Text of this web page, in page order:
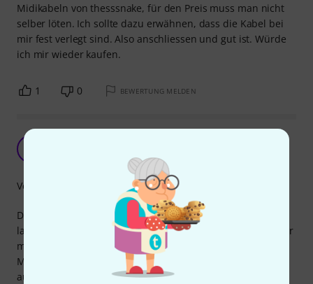
Midikabeln von thesssnake, für den Preis muss man nicht
selber löten. Ich sollte dazu erwähnen, dass die Kabel bei
mir fest verlegt sind. Also anschliessen und gut ist. Würde
ich mir wieder kaufen.
1 0 BEWERTUNG MELDEN
ssebi_134 31.08.2021
Das Kabel gibt einen einigermaßen guten Ton (wenn man
laut aufdreht (ohne Musik) hört man ein summen, was aber
mit Musik verschwindet)
Man macht sich nur sorgen, dass es irgendwann
auseinander geht, denn man kann relativ leicht die beiden
Verarbeitung